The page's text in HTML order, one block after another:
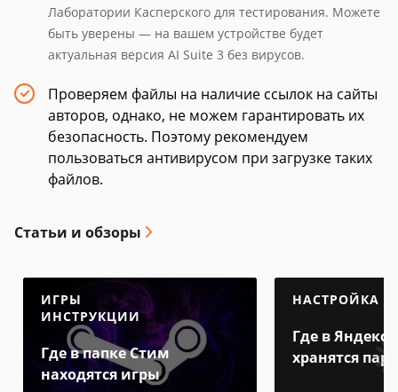
Лаборатории Касперского для тестирования. Можете
быть уверены — на вашем устройстве будет
актуальная версия AI Suite 3 без вирусов.
Проверяем файлы на наличие ссылок на сайты
авторов, однако, не можем гарантировать их
безопасность. Поэтому рекомендуем
пользоваться антивирусом при загрузке таких
файлов.
Статьи и обзоры
ИГРЫ
ИНСТРУКЦИИ
Где в папке Стим
находятся игры
НАСТРОЙКА
Где в Яндекс
хранятся